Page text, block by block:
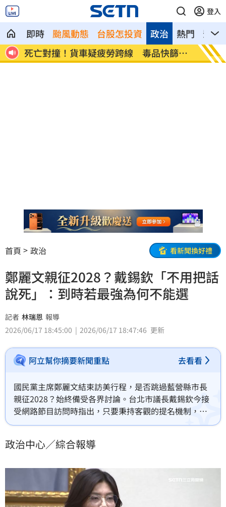
登入
即時 颱風動態 台股怎投資 熱門 影音
政治
死亡對撞！貨車疑疲勞跨線 毒品快篩陽
性
台灣
案
首頁 政治 看新聞換好禮
鄭麗文親征2028？戴錫欽「不用把話
說死」：到時若最強為何不能選
記者 林瑞恩 報導
2026/06/17 18:45:00
2026/06/17 18:47:46 更新
阿立幫你摘要新聞重點 去看看
國民黨主席鄭麗文結束訪美行程，是否跳過藍營縣市長
親征2028？始終備受各界討論。台北市議長戴錫欽今接
受網路節目訪問時指出，只要秉持客觀的提名機制，
2028屆時如果鄭是最強的太陽，為什麼不能選總統？
政治中心／綜合報導